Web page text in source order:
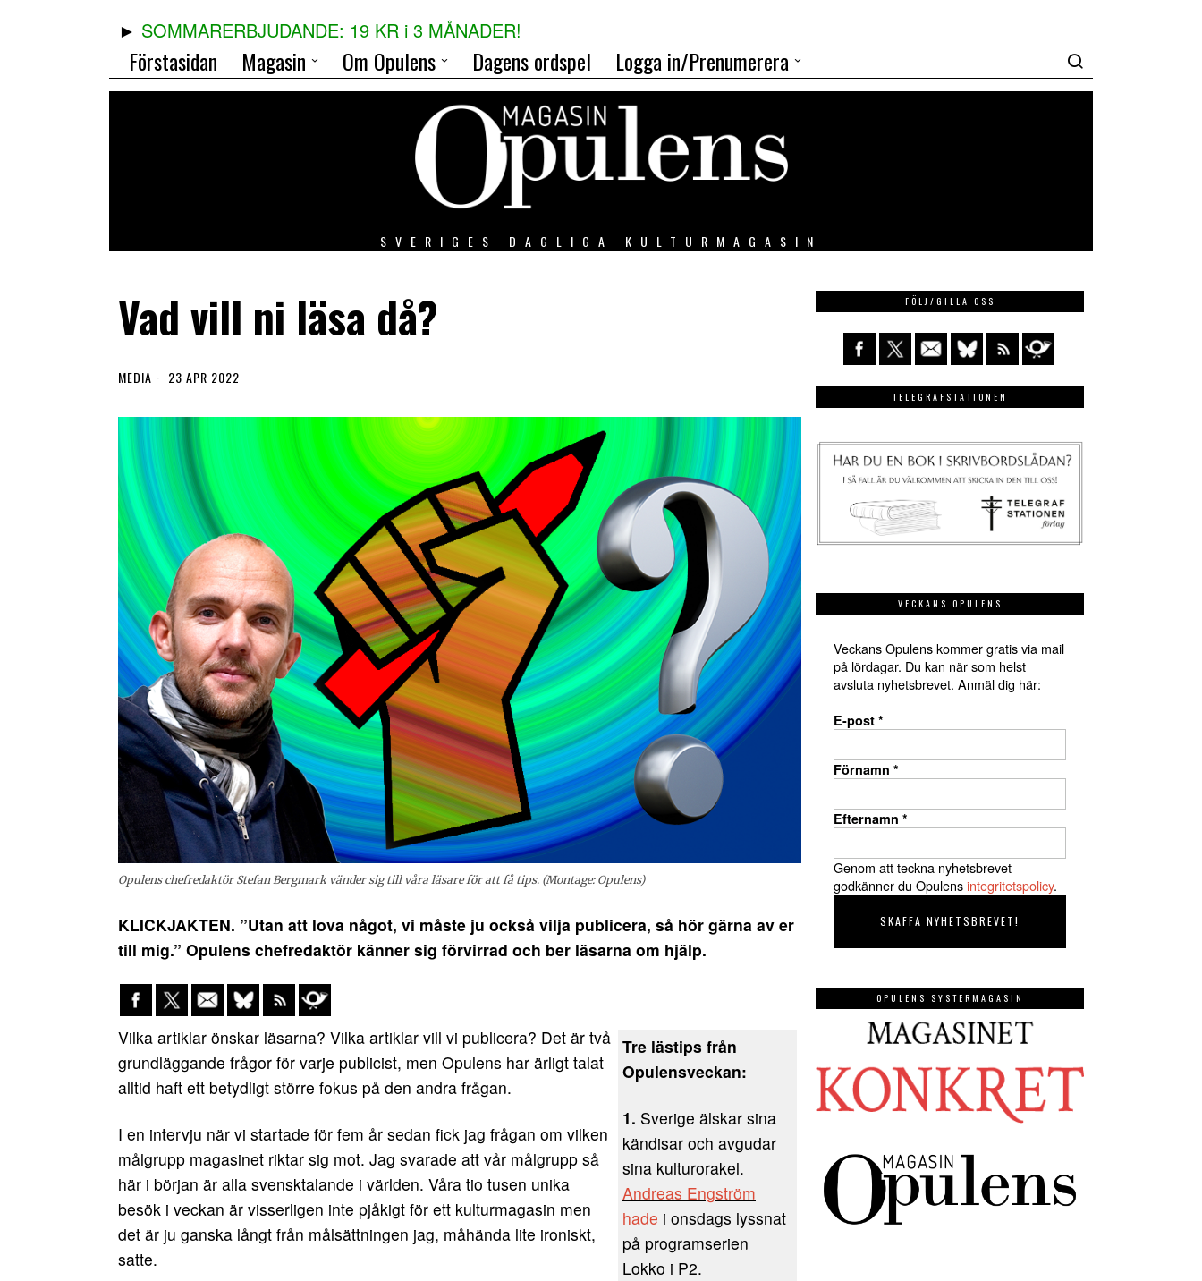
SOMMARERBJUDANDE: 19 KR i 3 MÅNADER!
Förstasidan Magasin Om Opulens Dagens ordspel Logga in/Prenumerera
SVERIGES DAGLIGA KULTURMAGASIN
Vad vill ni läsa då?
MEDIA 23 APR 2022
Opulens chefredaktör Stefan Bergmark vänder sig till våra läsare för att få tips. (Montage: Opulens)
KLICKJAKTEN. ”Utan att lova något, vi måste ju också vilja publicera, så hör gärna av er
till mig.” Opulens chefredaktör känner sig förvirrad och ber läsarna om hjälp.
Tre lästips från
Opulensveckan:
1. Sverige älskar sina
kändisar och avgudar
sina kulturorakel.
Andreas Engström
hade i onsdags lyssnat
på programserien
Lokko i P2.
Vilka artiklar önskar läsarna? Vilka artiklar vill vi publicera? Det är två
grundläggande frågor för varje publicist, men Opulens har ärligt talat
alltid haft ett betydligt större fokus på den andra frågan.
I en intervju när vi startade för fem år sedan fick jag frågan om vilken
målgrupp magasinet riktar sig mot. Jag svarade att vår målgrupp så
här i början är alla svensktalande i världen. Våra tio tusen unika
besök i veckan är visserligen inte pjåkigt för ett kulturmagasin men
det är ju ganska långt från målsättningen jag, måhända lite ironiskt,
satte.
FÖLJ/GILLA OSS
TELEGRAFSTATIONEN
VECKANS OPULENS
Veckans Opulens kommer gratis via mail
på lördagar. Du kan när som helst
avsluta nyhetsbrevet. Anmäl dig här:
E-post *
Förnamn *
Efternamn *
Genom att teckna nyhetsbrevet
godkänner du Opulensintegritetspolicy.
OPULENS SYSTERMAGASIN